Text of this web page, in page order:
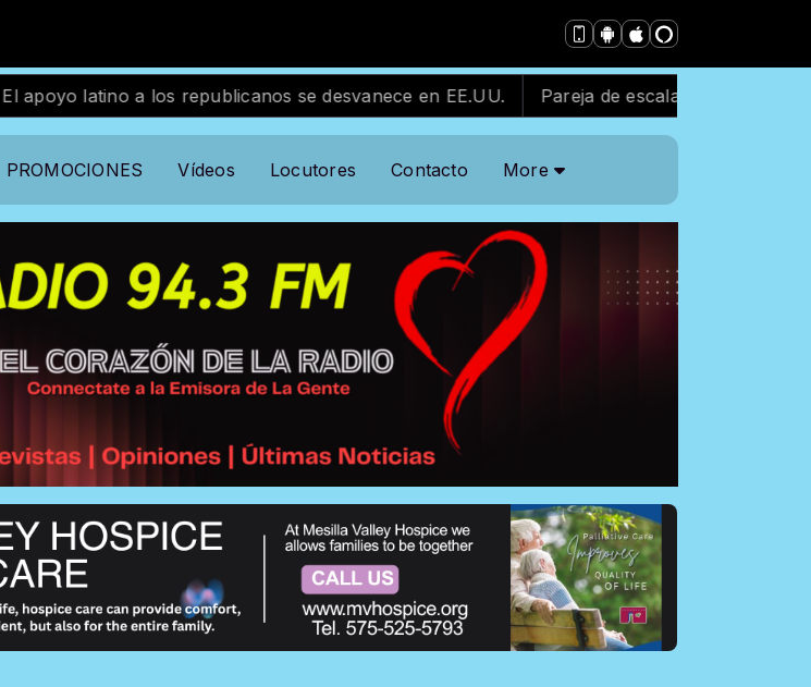
latino a los republicanos se desvanece en EE.UU. Pareja de escaladores arrestada
PROMOCIONES Vídeos Locutores Contacto More